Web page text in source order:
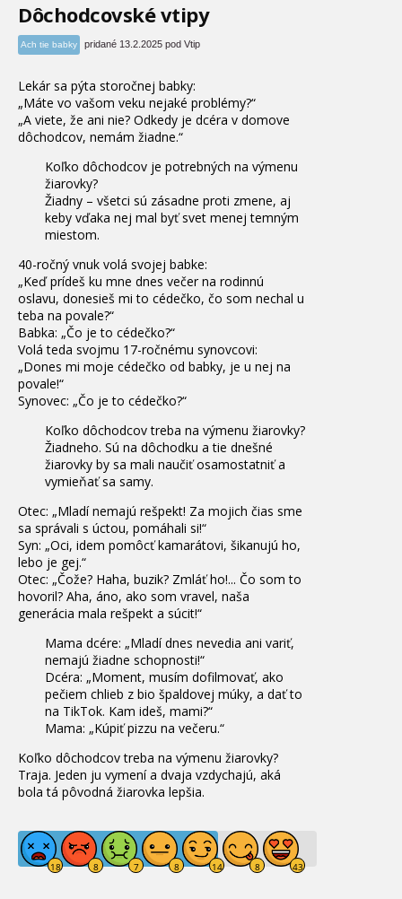
Dôchodcovské vtipy
Ach tie babky pridané 13.2.2025 pod Vtip
Lekár sa pýta storočnej babky:
„Máte vo vašom veku nejaké problémy?“
„A viete, že ani nie? Odkedy je dcéra v domove
dôchodcov, nemám žiadne.“
Koľko dôchodcov je potrebných na výmenu
žiarovky?
Žiadny – všetci sú zásadne proti zmene, aj
keby vďaka nej mal byť svet menej temným
miestom.
40-ročný vnuk volá svojej babke:
„Keď prídeš ku mne dnes večer na rodinnú
oslavu, donesieš mi to cédečko, čo som nechal u
teba na povale?“
Babka: „Čo je to cédečko?“
Volá teda svojmu 17-ročnému synovcovi:
„Dones mi moje cédečko od babky, je u nej na
povale!“
Synovec: „Čo je to cédečko?“
Koľko dôchodcov treba na výmenu žiarovky?
Žiadneho. Sú na dôchodku a tie dnešné
žiarovky by sa mali naučiť osamostatniť a
vymieňať sa samy.
Otec: „Mladí nemajú rešpekt! Za mojich čias sme
sa správali s úctou, pomáhali si!“
Syn: „Oci, idem pomôcť kamarátovi, šikanujú ho,
lebo je gej.“
Otec: „Čože? Haha, buzik? Zmláť ho!... Čo som to
hovoril? Aha, áno, ako som vravel, naša
generácia mala rešpekt a súcit!“
Mama dcére: „Mladí dnes nevedia ani variť,
nemajú žiadne schopnosti!“
Dcéra: „Moment, musím dofilmovať, ako
pečiem chlieb z bio špaldovej múky, a dať to
na TikTok. Kam ideš, mami?“
Mama: „Kúpiť pizzu na večeru.“
Koľko dôchodcov treba na výmenu žiarovky?
Traja. Jeden ju vymení a dvaja vzdychajú, aká
bola tá pôvodná žiarovka lepšia.